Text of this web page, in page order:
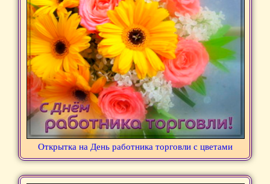
Открытка на День работника торговли с цветами